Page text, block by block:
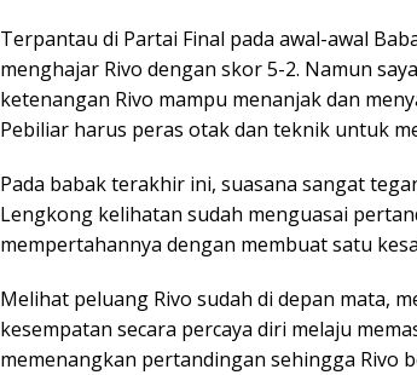
Terpantau di Partai Final pada awal-awal
menghajar Rivo dengan skor 5-2. Namun
ketenangan Rivo mampu menanjak dan
Pebiliar harus peras otak dan teknik untuk
Pada babak terakhir ini, suasana sangat
Lengkong kelihatan sudah menguasai
mempertahannya dengan membuat satu
Melihat peluang Rivo sudah di depan mata,
kesempatan secara percaya diri melaju
memenangkan pertandingan sehingga Rivo